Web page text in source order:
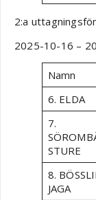
2:a
2025-10-16 –
Namn
6. ELDA
7.
STURE
8.
JAGA